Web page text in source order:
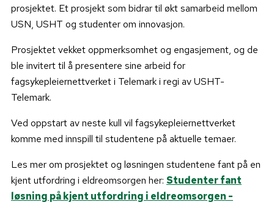
prosjektet. Et prosjekt som bidrar til økt samarbeid mellom
USN, USHT og studenter om innovasjon.
Prosjektet vekket oppmerksomhet og engasjement, og de
ble invitert til å presentere sine arbeid for
fagsykepleiernettverket i Telemark i regi av USHT-
Telemark.
Ved oppstart av neste kull vil fagsykepleiernettverket
komme med innspill til studentene på aktuelle temaer.
Les mer om prosjektet og løsningen studentene fant på en
kjent utfordring i eldreomsorgen her: Studenter fant
løsning på kjent utfordring i eldreomsorgen -